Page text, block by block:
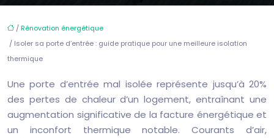
/ Rénovation énergétique
/ Isoler sa porte d’entrée : guide pratique pour une meilleure isolation
thermique
Une porte d’entrée mal isolée représente jusqu’à 20%
des pertes de chaleur d’un logement, entraînant une
augmentation significative de la facture énergétique et
un inconfort thermique notable. Courants d’air,